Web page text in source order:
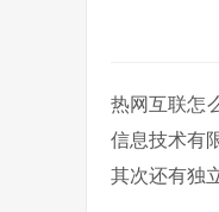
热网互联怎
信息技术有
其次还有独